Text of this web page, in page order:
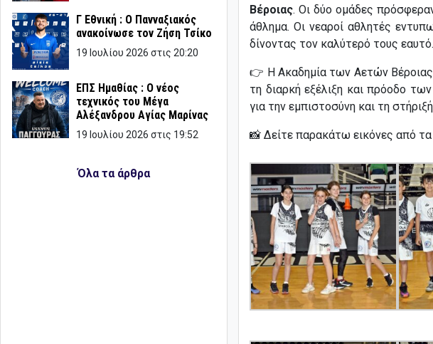
Γ Εθνική : Ο Πανναξιακός
ανακοίνωσε τον Ζήση Τσίκο
19 Ιουλίου 2026 στις 20:20
ΕΠΣ Ημαθίας : Ο νέος
τεχνικός του Μέγα
Αλέξανδρου Αγίας Μαρίνας
19 Ιουλίου 2026 στις 19:52
Όλα τα άρθρα
Βέροιας. Οι δύο ομάδες
άθλημα. Οι νεαροί αθλητές
δίνοντας τον καλύτερό τους εαυτό.
👉 Η Ακαδημία των Αετών Βέροιας
τη διαρκή εξέλιξη και πρόοδο
για την εμπιστοσύνη και τη
📸 Δείτε παρακάτω εικόνες από τα